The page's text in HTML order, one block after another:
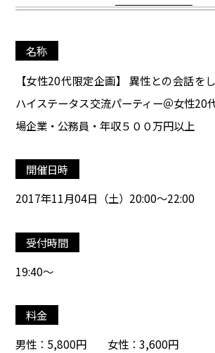
名称
【女性20代限定企画】 異性との会話を
ハイステータス交流パーティー＠女性20
場企業・公務員・年収５００万円以上
開催日時
2017年11月04日（土）20:00～22:00
受付時間
19:40～
料金
男性：5,800円 女性：3,600円